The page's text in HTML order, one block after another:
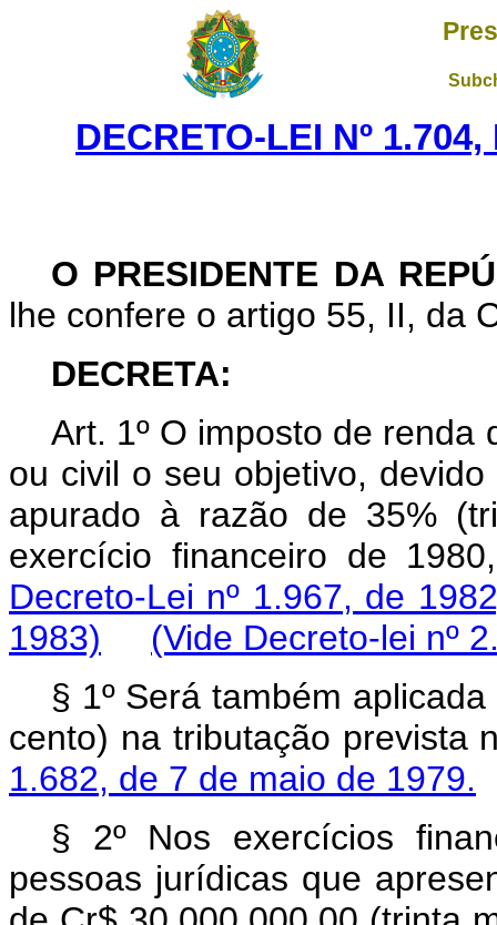
DECRETO-LEI Nº
O PRESIDENTE DA
lhe confere o artigo 55, II, da
DECRETA:
Art. 1º O imposto de
ou civil o seu objetivo,
apurado à razão de 35%
exercício financeiro de
Decreto-Lei nº 1.967, de
1983)
(Vide Decreto-lei nº
§ 1º Será também
cento) na tributação prevista
1.682, de 7 de maio de 1979.
§ 2º Nos exercícios
pessoas jurídicas que